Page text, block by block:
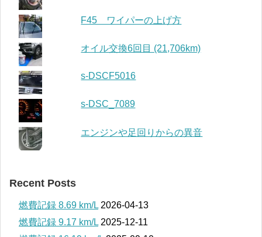
F45 ワイパーの上げ方
オイル交換6回目 (21,706km)
s-DSCF5016
s-DSC_7089
エンジンや足回りからの異音
Recent Posts
燃費記録 8.69 km/L 2026-04-13
燃費記録 9.17 km/L 2025-12-11